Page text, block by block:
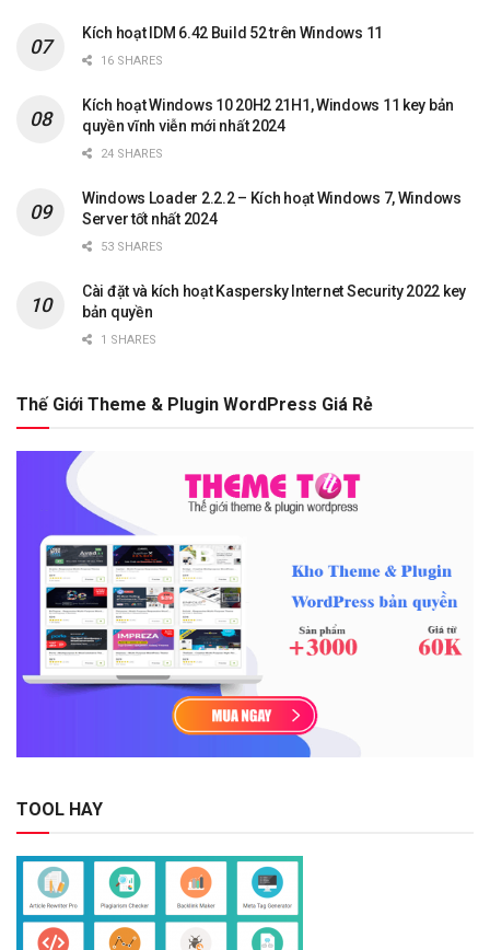
Kích hoạt IDM 6.42 Build 52 trên Windows 11
16 SHARES
Kích hoạt Windows 10 20H2 21H1, Windows 11 key bản
quyền vĩnh viễn mới nhất 2024
24 SHARES
Windows Loader 2.2.2 – Kích hoạt Windows 7, Windows
Server tốt nhất 2024
53 SHARES
Cài đặt và kích hoạt Kaspersky Internet Security 2022 key
bản quyền
1 SHARES
Thế Giới Theme & Plugin WordPress Giá Rẻ
TOOL HAY